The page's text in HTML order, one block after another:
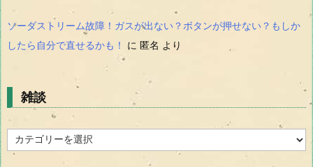
ソーダストリーム故障！ガスが出ない？ボタンが押せない？もしか
したら自分で直せるかも！
に 匿名 より
雑談
談